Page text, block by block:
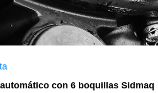
con 6 boquillas Sidmaq